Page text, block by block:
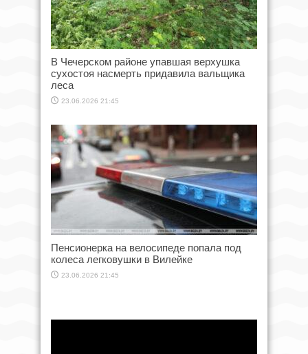
В Чечерском районе упавшая верхушка
сухостоя насмерть придавила вальщика
леса
23.06.2026 21:45
Пенсионерка на велосипеде попала под
колеса легковушки в Вилейке
23.06.2026 21:45